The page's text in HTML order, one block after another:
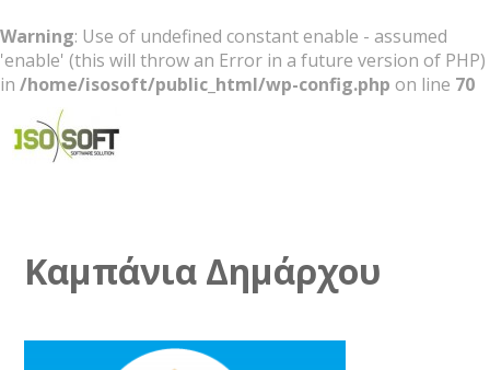
Warning: Use of undefined constant enable - assumed
'enable' (this will throw an Error in a future version of PHP)
in /home/isosoft/public_html/wp-config.php on line 70
Καμπάνια Δημάρχου